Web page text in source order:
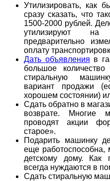
Утилизировать, как
сразу сказать, что
1500-2000 рублей.
утилизируют на
предварительно
оплату
Дать объявления в
большое
стиральную
вариант продажи
хорошем состоянии)
Сдать обратно в
возврате. Многие
проводят акции
старое».
Подарить машинку
еще работоспособна,
детскому дому. Как
всегда нуждаются в
Сдать стиральную